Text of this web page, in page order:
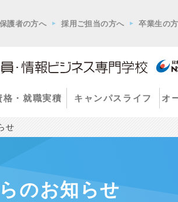
保護者の方へ 採用ご担当の方へ 卒業生の
格・就職実積 キャンパスライフ オ
せ
のお知らせ